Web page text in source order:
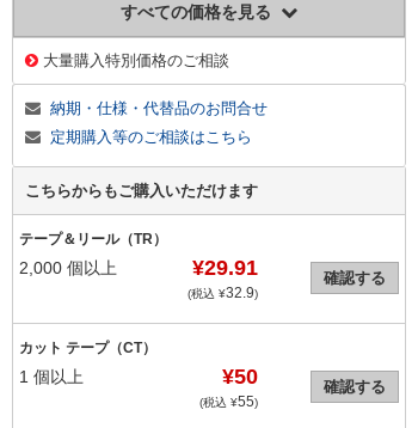
すべての価格を見る
大量購入特別価格のご相談
納期・仕様・代替品のお問合せ
定期購入等のご相談はこちら
こちらからもご購入いただけます
テープ＆リール（TR）
2,000 個以上 ¥29.91
(税込 ¥32.9)
確認する
カット テープ（CT）
1 個以上 ¥50
(税込 ¥55)
確認する